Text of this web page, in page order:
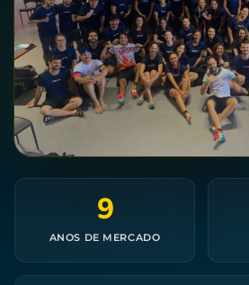
9
ANOS DE MERCADO